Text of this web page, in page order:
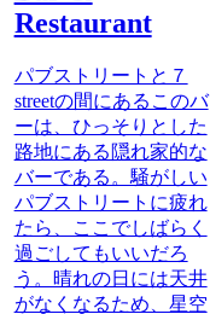
Restaurant
パブストリートと７
streetの間にあるこのバ
ーは、ひっそりとした
路地にある隠れ家的な
バーである。騒がしい
パブストリートに疲れ
たら、ここでしばらく
過ごしてもいいだろ
う。晴れの日には天井
がなくなるため、星空